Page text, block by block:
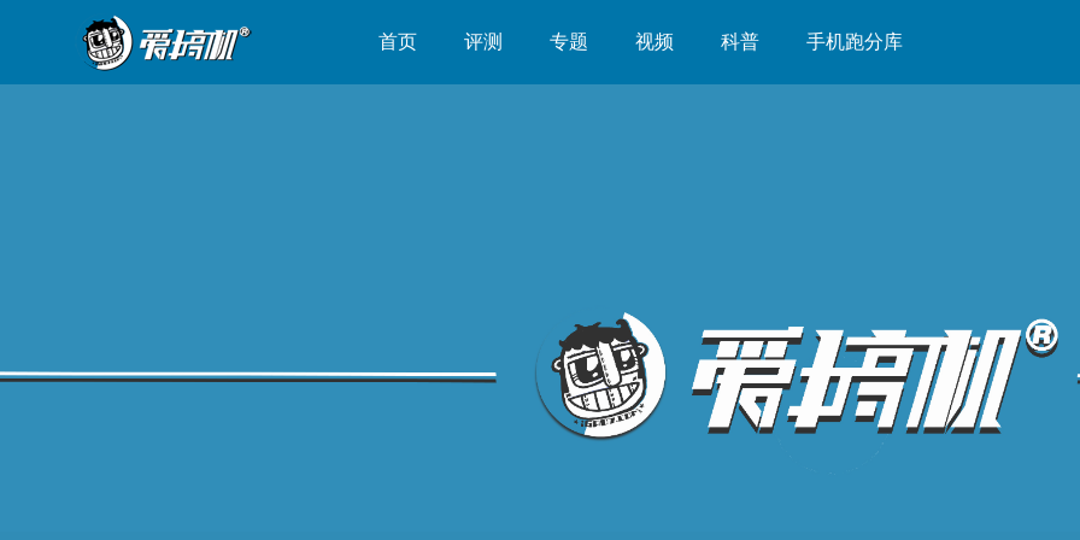
首页 评测 专题 视频 科普 手机跑分库